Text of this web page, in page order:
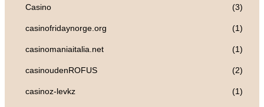
Casino (3)
casinofridaynorge.org (1)
casinomaniaitalia.net (1)
casinoudenROFUS (2)
casinoz-levkz (1)